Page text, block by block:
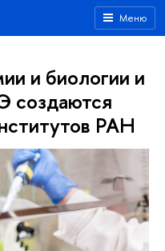
Меню
и биологии и
создаются
РАН